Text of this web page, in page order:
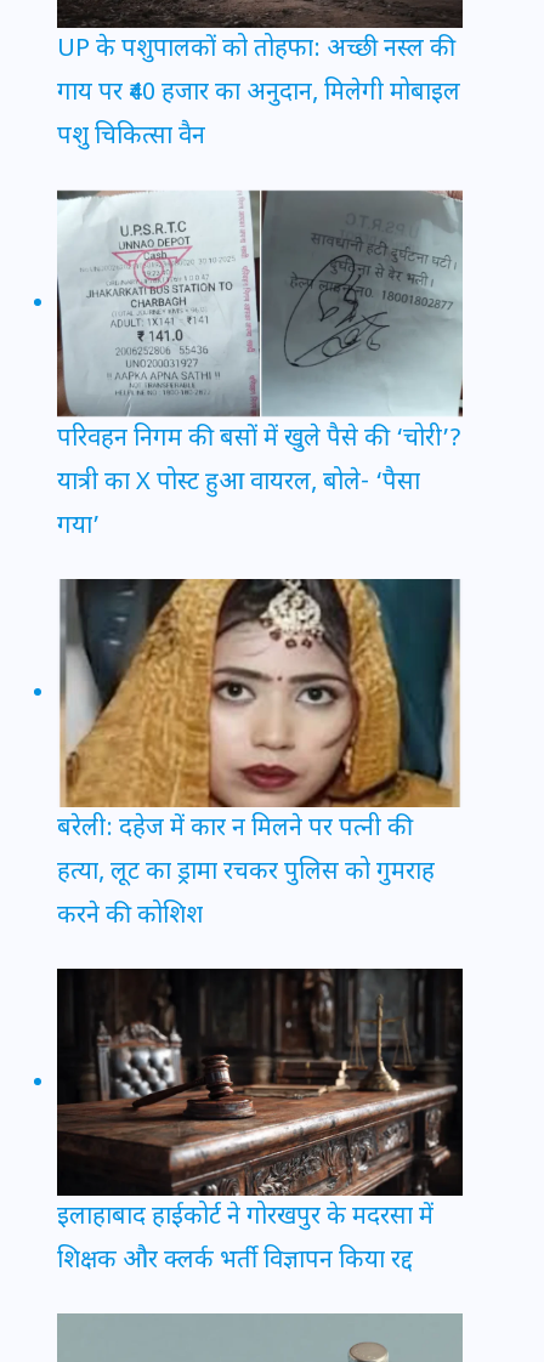
UP के पशुपालकों को तोहफा: अच्छी नस्ल की
गाय पर ₹40 हजार का अनुदान, मिलेगी मोबाइल
पशु चिकित्सा वैन
परिवहन निगम की बसों में खुले पैसे की ‘चोरी’?
यात्री का X पोस्ट हुआ वायरल, बोले- ‘पैसा
गया’
बरेली: दहेज में कार न मिलने पर पत्नी की
हत्या, लूट का ड्रामा रचकर पुलिस को गुमराह
करने की कोशिश
इलाहाबाद हाईकोर्ट ने गोरखपुर के मदरसा में
शिक्षक और क्लर्क भर्ती विज्ञापन किया रद्द